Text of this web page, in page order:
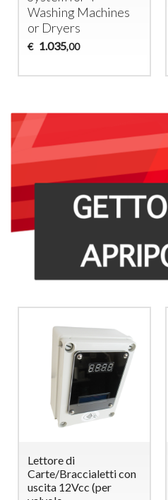
Washing Machines
or Dryers
€ 1.035,00
Lettore di
Carte/Braccialetti con
uscita 12Vcc (per